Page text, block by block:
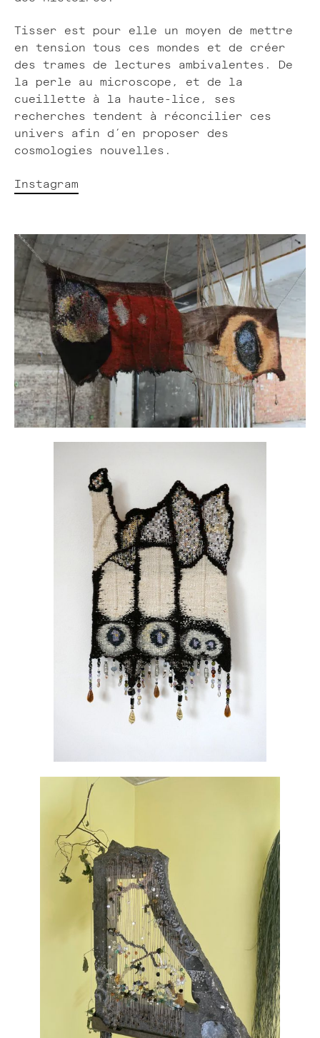
Tisser est pour elle un moyen de mettre
en tension tous ces mondes et de créer
des trames de lectures ambivalentes. De
la perle au microscope, et de la
cueillette à la haute-lice, ses
recherches tendent à réconcilier ces
univers afin d’en proposer des
cosmologies nouvelles.
Instagram